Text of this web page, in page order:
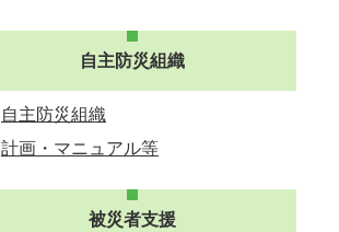
自主防災組織
自主防災組織
計画・マニュアル等
被災者支援